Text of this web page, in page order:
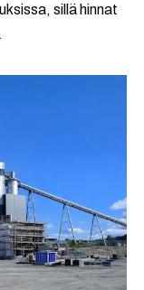
sillä hinnat